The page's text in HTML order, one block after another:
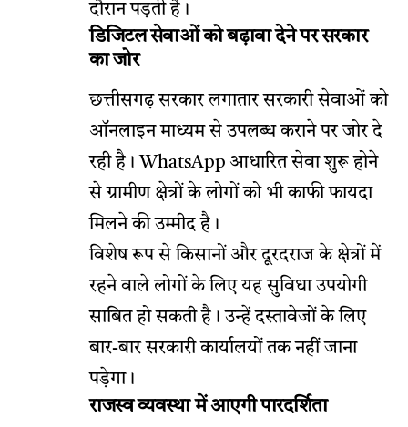
दौरान पड़ती है।
डिजिटल सेवाओं को बढ़ावा देने पर सरकार
का जोर
छत्तीसगढ़ सरकार लगातार सरकारी सेवाओं को
ऑनलाइन माध्यम से उपलब्ध कराने पर जोर दे
रही है। WhatsApp आधारित सेवा शुरू होने
से ग्रामीण क्षेत्रों के लोगों को भी काफी फायदा
मिलने की उम्मीद है।
विशेष रूप से किसानों और दूरदराज के क्षेत्रों में
रहने वाले लोगों के लिए यह सुविधा उपयोगी
साबित हो सकती है। उन्हें दस्तावेजों के लिए
बार-बार सरकारी कार्यालयों तक नहीं जाना
पड़ेगा।
राजस्व व्यवस्था में आएगी पारदर्शिता